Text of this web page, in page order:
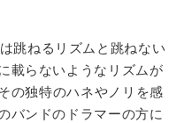
跳ねるリズムと跳ねない
載らないようなリズムが
の独特のハネやノリを感
バンドのドラマーの方に